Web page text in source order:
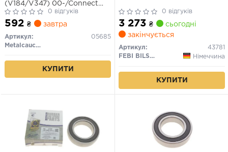
(V184/V347) 00-/Connect
02-
0 відгуків
592 ₴ завтра
Артикул:
05685
Metalcaucho
КУПИТИ
0 відгуків
3 273 ₴
сьогодні
закінчується
Артикул:
43781
FEBI BILSTEIN
Німеччина
КУПИТИ